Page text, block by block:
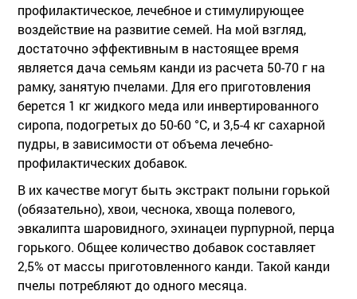
профилактическое, лечебное и стимулирующее
воздействие на развитие семей. На мой взгляд,
достаточно эффективным в настоящее время
является дача семьям канди из расчета 50-70 г на
рамку, занятую пчелами. Для его приготовления
берется 1 кг жидкого меда или инвертированного
сиропа, подогретых до 50-60 °С, и 3,5-4 кг сахарной
пудры, в зависимости от объема лечебно-
профилактических добавок.
В их качестве могут быть экстракт полыни горькой
(обязательно), хвои, чеснока, хвоща полевого,
эвкалипта шаровидного, эхинацеи пурпурной, перца
горького. Общее количество добавок составляет
2,5% от массы приготовленного канди. Такой канди
пчелы потребляют до одного месяца.